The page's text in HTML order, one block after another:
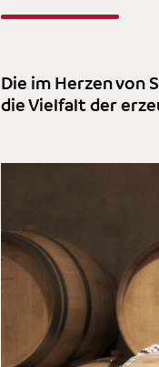
Die im Herzen von
die Vielfalt der